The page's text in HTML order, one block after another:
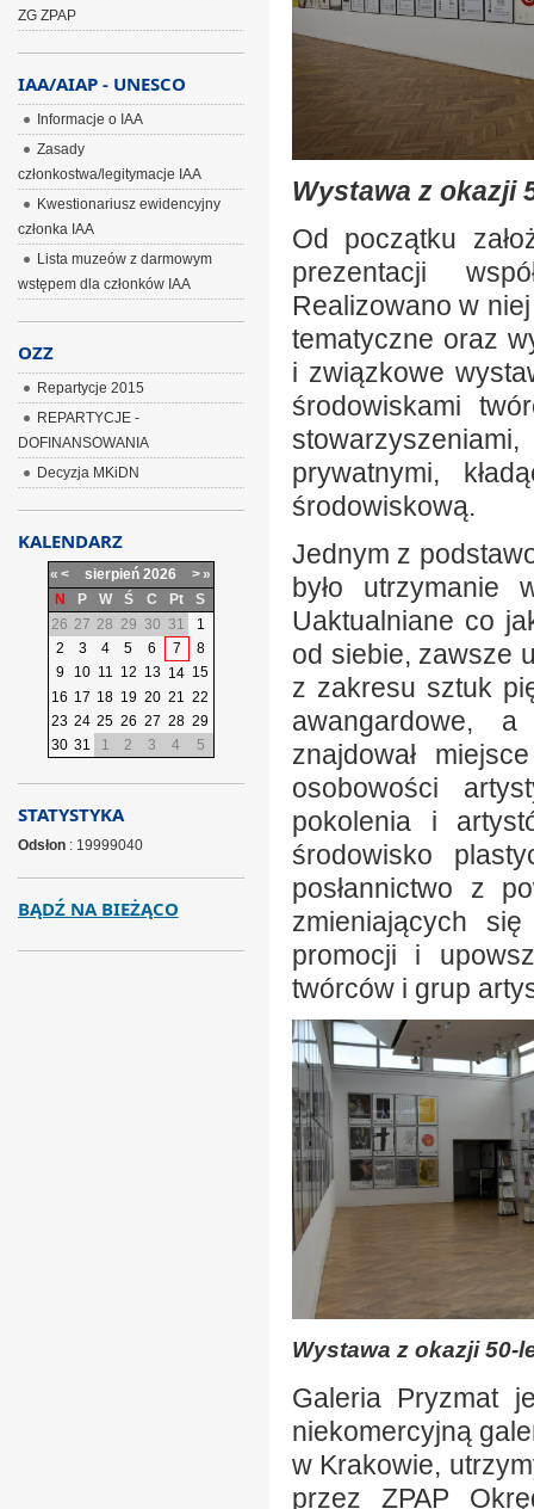
Wystawa z okazji
Od początku
prezentacji
Realizowano w
tematyczne oraz
i związkowe
środowiskami
prywatnymi,
środowiskową.
Jednym z
było utrzymanie
Uaktualniane co
od siebie, zawsze
z zakresu sztuk
awangardowe,
znajdował
osobowości
pokolenia i
środowisko
posłannictwo z
zmieniających
promocji i
twórców i grup
Wystawa z okazji 50-
Galeria Pryzmat
niekomercyjną
w Krakowie,
przez ZPAP
ZG ZPAP
IAA/AIAP - UNESCO
Informacje o IAA
Zasady
członkostwa/legitymacje IAA
Kwestionariusz ewidencyjny
członka IAA
Lista muzeów z darmowym
wstępem dla członków IAA
OZZ
Repartycje 2015
REPARTYCJE -
DOFINANSOWANIA
Decyzja MKiDN
KALENDARZ
« < sierpień 2026 >»
N
P W Ś C Pt
S
26 27 28 29 30 31
1
2
3 4 5 6 7
8
9
10 11 12 13 14 15
16 17 18 19 20 21 22
23 24 25 26 27 28 29
30 31 1 2 3 4 5
STATYSTYKA
Odsłon: 19999040
BĄDŹ NA BIEŻĄCO